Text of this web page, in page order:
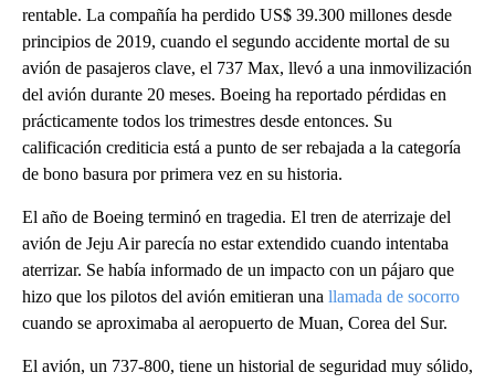
rentable. La compañía ha perdido US$ 39.300 millones desde
principios de 2019, cuando el segundo accidente mortal de su
avión de pasajeros clave, el 737 Max, llevó a una inmovilización
del avión durante 20 meses. Boeing ha reportado pérdidas en
prácticamente todos los trimestres desde entonces. Su
calificación crediticia está a punto de ser rebajada a la categoría
de bono basura por primera vez en su historia.
El año de Boeing terminó en tragedia. El tren de aterrizaje del
avión de Jeju Air parecía no estar extendido cuando intentaba
aterrizar. Se había informado de un impacto con un pájaro que
hizo que los pilotos del avión emitieran una llamada de socorro
cuando se aproximaba al aeropuerto de Muan, Corea del Sur.
El avión, un 737-800, tiene un historial de seguridad muy sólido,